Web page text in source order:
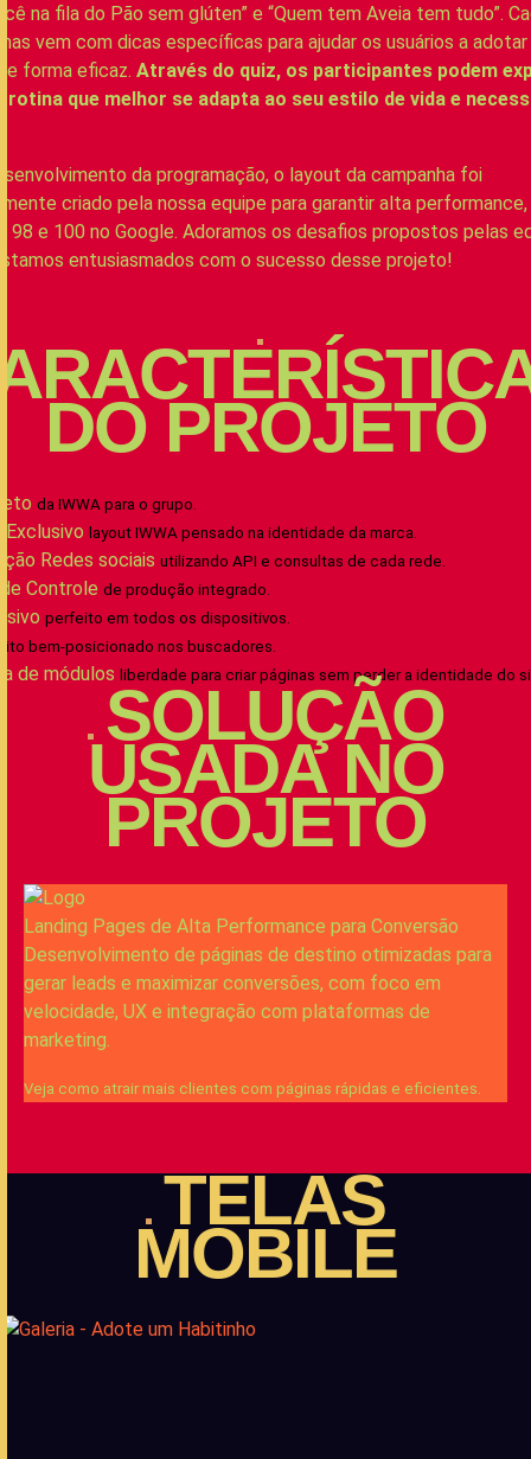
na fila do Pão sem glúten” e “Quem tem Aveia tem tudo”.
vem com dicas específicas para ajudar os usuários a
forma eficaz. Através do quiz, os participantes podem
rotina que melhor se adapta ao seu estilo de vida e
da programação, o layout da campanha foi
criado pela nossa equipe para garantir alta
98 e 100 no Google. Adoramos os desafios propostos pelas
entusiasmados com o sucesso desse projeto!
DO PROJETO
da IWWA para o grupo.
Exclusivo layout IWWA pensado na identidade da marca.
Redes sociais utilizando API e consultas de cada rede.
Controle de produção integrado.
perfeito em todos os dispositivos.
bem-posicionado nos buscadores.
de módulos liberdade para criar páginas sem perder a identidade do
SOLUÇÃO
USADA NO
PROJETO
Landing Pages de Alta Performance para Conversão
Desenvolvimento de páginas de destino otimizadas para
gerar leads e maximizar conversões, com foco em
velocidade, UX e integração com plataformas de
marketing.
Veja como atrair mais clientes com páginas rápidas e eficientes.
TELAS
MOBILE